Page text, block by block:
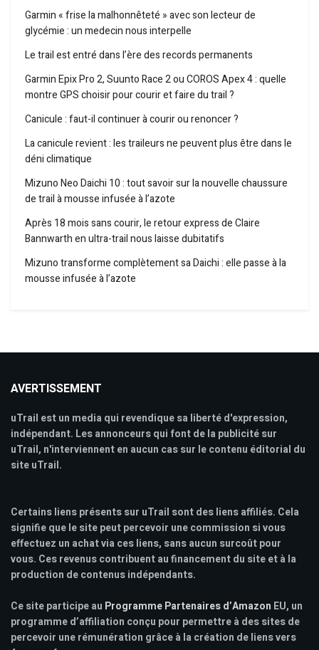
Garmin « frise la malhonnêteté » avec son lecteur de
glycémie : un medecin nous interpelle
Le trail est entré dans l’ère des records permanents
Garmin Epix Pro 2, Suunto Race 2 ou COROS Apex 4 : quelle
montre GPS choisir pour courir et faire du trail ?
Canicule : faut-il continuer à courir ou renoncer ?
La canicule revient : les traileurs ne peuvent plus être dans le
déni climatique
Mizuno Neo Daichi 10 : tout savoir sur la nouvelle chaussure
de trail à mousse infusée à l’azote
Après 18 mois sans courir, le retour express de Claire
Bannwarth en ultra-trail nous laisse dubitatifs
Mizuno transforme complètement sa Daichi : elle passe à la
mousse infusée à l’azote
AVERTISSEMENT
uTrail est un media qui revendique sa liberté d'expression,
indépendant. Les annonceurs qui font de la publicité sur
uTrail, n'interviennent en aucun cas sur le contenu éditorial du
site uTrail.
Certains liens présents sur uTrail sont des liens affiliés. Cela
signifie que le site peut percevoir une commission si vous
effectuez un achat via ces liens, sans aucun surcoût pour
vous. Ces revenus contribuent au financement du site et à la
production de contenus indépendants.
Ce site participe au Programme Partenaires d’Amazon EU, un
programme d’affiliation conçu pour permettre à des sites de
percevoir une rémunération grâce à la création de liens vers